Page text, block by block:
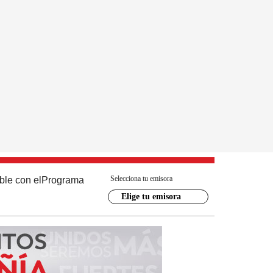
con el Programa Selecciona tu emisora
Elige tu emisora